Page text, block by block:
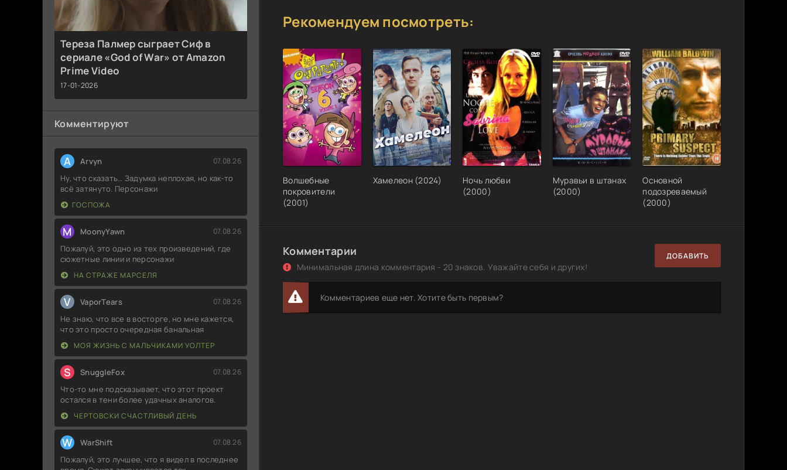
Тереза Палмер сыграет Сиф в
сериале «God of War» от Amazon
Prime Video
17-01-2026
Комментируют
A Arvyn 07.08.26
Ну, что сказать… Задумка неплохая, но как-то
всё затянуто. Персонажи
ГОСПОЖА
M MoonyYawn 07.08.26
Пожалуй, это одно из тех произведений, где
сюжетные линии и персонажи
НА СТРАЖЕ МАРСЕЛЯ
V VaporTears 07.08.26
Не знаю, что все в восторге, но мне кажется,
что это просто очередная банальная
МОЯ ЖИЗНЬ С МАЛЬЧИКАМИ УОЛТЕР
S SnuggleFox 07.08.26
Что-то мне подсказывает, что этот проект
остался в тени более удачных аналогов.
ЧЕРТОВСКИ СЧАСТЛИВЫЙ ДЕНЬ
W WarShift 07.08.26
Пожалуй, это лучшее, что я видел в последнее
Рекомендуем посмотреть:
Волшебные
покровители
(2001)
Хамелеон (2024)
Ночь любви
(2000)
Муравьи в штанах
(2000)
Основной
подозреваемый
(2000)
Комментарии
Минимальная длина комментария - 20 знаков. Уважайте себя и других!
ДОБАВИТЬ
Комментариев еще нет. Хотите быть первым?